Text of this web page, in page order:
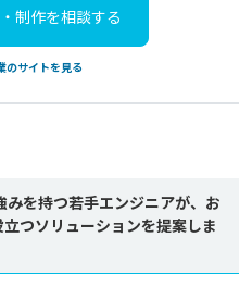
制作を相談する
のサイトを見る
を持つ若手エンジニアが、お
つソリューションを提案しま